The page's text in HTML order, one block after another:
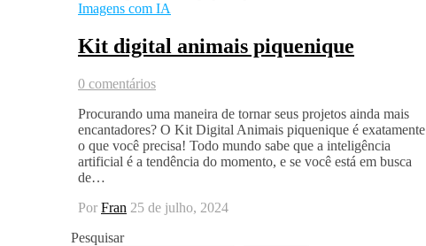
Imagens com IA
Kit digital animais piquenique
0 comentários
Procurando uma maneira de tornar seus projetos ainda mais
encantadores? O Kit Digital Animais piquenique é exatamente
o que você precisa! Todo mundo sabe que a inteligência
artificial é a tendência do momento, e se você está em busca
de…
Por Fran 25 de julho, 2024
Pesquisar